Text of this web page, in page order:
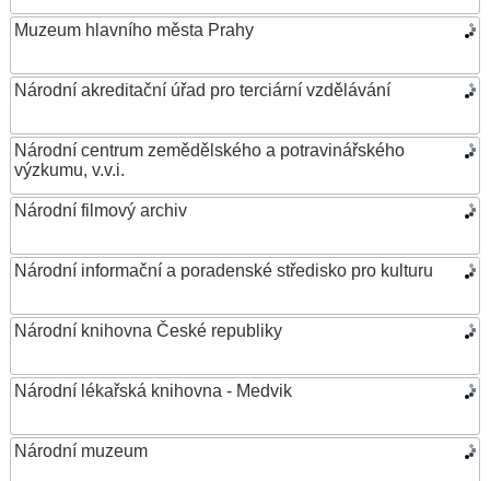
Muzeum hlavního města Prahy
Národní akreditační úřad pro terciární vzdělávání
Národní centrum zemědělského a potravinářského
výzkumu, v.v.i.
Národní filmový archiv
Národní informační a poradenské středisko pro kulturu
Národní knihovna České republiky
Národní lékařská knihovna - Medvik
Národní muzeum